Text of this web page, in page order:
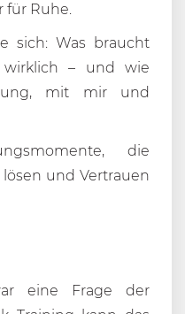
für Ruhe.
sich: Was braucht
wirklich – und wie
mit mir und
die
und Vertrauen
eine Frage der